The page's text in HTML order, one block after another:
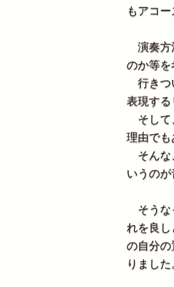
もアコ
演奏方
のか等を
行きつ
表現する
そして
理由でも
そんな
いうのが
そうな
れを良し
の自分の
りました